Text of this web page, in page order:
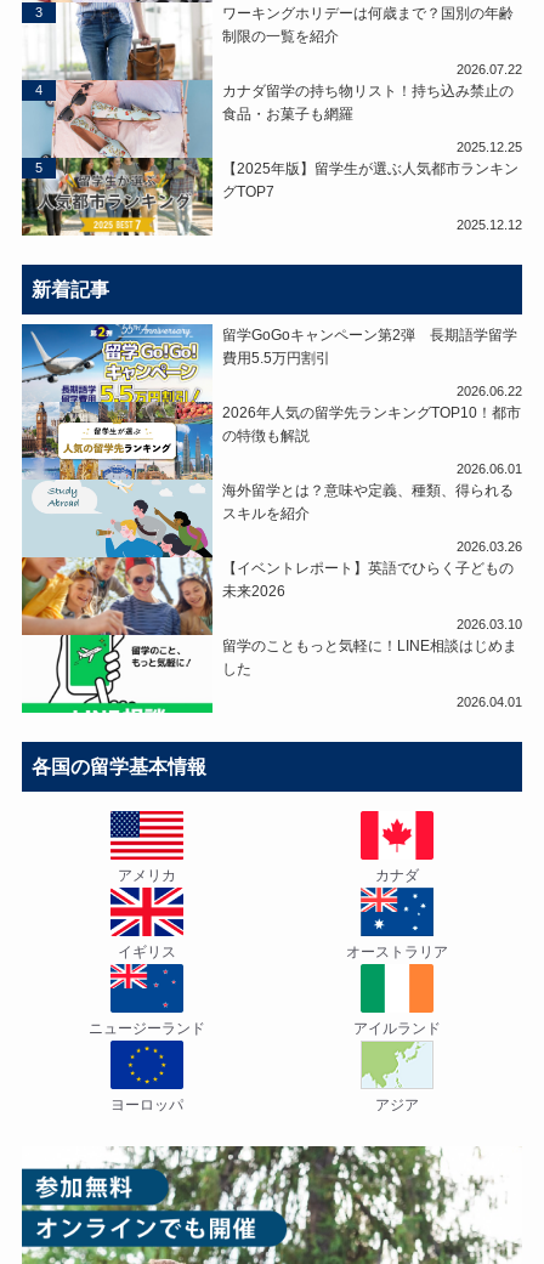
ワーキングホリデーは何歳まで？国別の年齢
制限の一覧を紹介
2026.07.22
3
カナダ留学の持ち物リスト！持ち込み禁止の
食品・お菓子も網羅
2025.12.25
4
【2025年版】留学生が選ぶ人気都市ランキン
グTOP7
2025.12.12
5
新着記事
留学GoGoキャンペーン第2弾 長期語学留学
費用5.5万円割引
2026.06.22
2026年人気の留学先ランキングTOP10！都市
の特徴も解説
2026.06.01
海外留学とは？意味や定義、種類、得られる
スキルを紹介
2026.03.26
【イベントレポート】英語でひらく子どもの
未来2026
2026.03.10
留学のこともっと気軽に！LINE相談はじめま
した
2026.04.01
各国の留学基本情報
アメリカ カナダ
イギリス オーストラリア
ニュージーランド アイルランド
ヨーロッパ アジア